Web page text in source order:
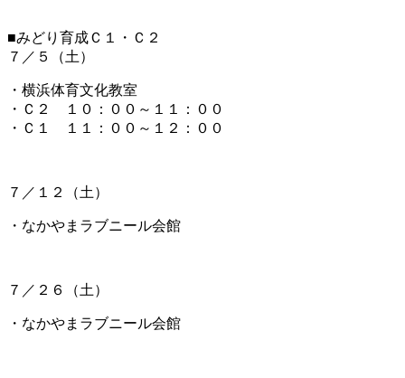
■みどり育成Ｃ１・Ｃ２
７／５（土）
・横浜体育文化教室
・Ｃ２ １０：００～１１：００
・Ｃ１ １１：００～１２：００
７／１２（土）
・なかやまラブニール会館
７／２６（土）
・なかやまラブニール会館